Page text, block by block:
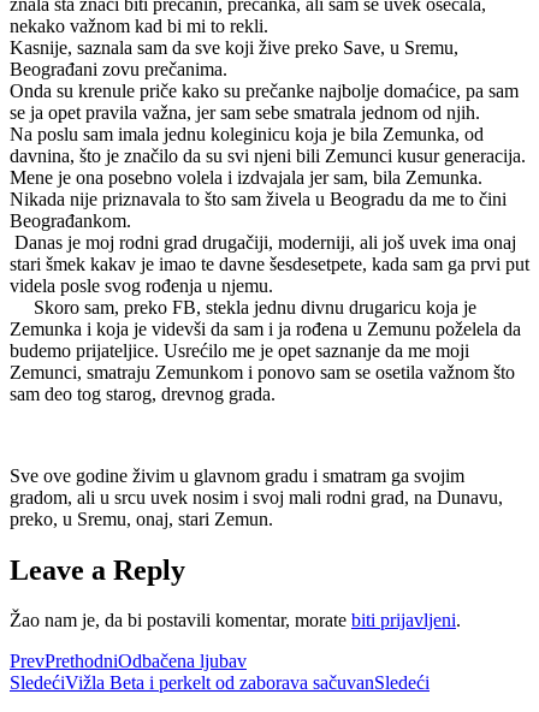
nekako važnom kad bi mi to rekli.
Kasnije, saznala sam da sve koji žive preko Save, u Sremu,
Beograđani zovu prečanima.
Onda su krenule priče kako su prečanke najbolje domaćice, pa sam
se ja opet pravila važna, jer sam sebe smatrala jednom od njih.
Na poslu sam imala jednu koleginicu koja je bila Zemunka, od
davnina, što je značilo da su svi njeni bili Zemunci kusur generacija.
Mene je ona posebno volela i izdvajala jer sam, bila Zemunka.
Nikada nije priznavala to što sam živela u Beogradu da me to čini
Beograđankom.
Danas je moj rodni grad drugačiji, moderniji, ali još uvek ima onaj
stari šmek kakav je imao te davne šesdesetpete, kada sam ga prvi put
videla posle svog rođenja u njemu.
Skoro sam, preko FB, stekla jednu divnu drugaricu koja je
Zemunka i koja je videvši da sam i ja rođena u Zemunu poželela da
budemo prijateljice. Usrećilo me je opet saznanje da me moji
Zemunci, smatraju Zemunkom i ponovo sam se osetila važnom što
sam deo tog starog, drevnog grada.
Sve ove godine živim u glavnom gradu i smatram ga svojim
gradom, ali u srcu uvek nosim i svoj mali rodni grad, na Dunavu,
preko, u Sremu, onaj, stari Zemun.
Leave a Reply
Žao nam je, da bi postavili komentar, morate biti prijavljeni.
PrevPrethodniOdbačena ljubav
SledećiVižla Beta i perkelt od zaborava sačuvanSledeći